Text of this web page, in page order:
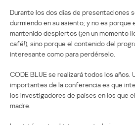
Durante los dos días de presentaciones
durmiendo en su asiento; y no es porque
mantenido despiertos (¡en un momento
café!), sino porque el contenido del
interesante como para perdérselo.
CODE BLUE se realizará todos los años.
importantes de la conferencia es que
los investigadores de países en los que
madre.